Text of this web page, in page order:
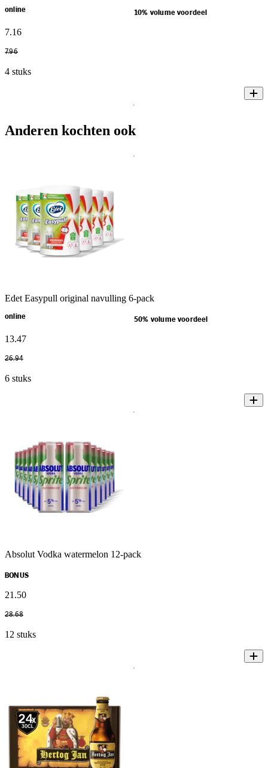
online 10% volume voordeel
7.16
7.96
4 stuks
Anderen kochten ook
Edet Easypull original navulling 6-pack
online 50% volume voordeel
13.47
26.94
6 stuks
Absolut Vodka watermelon 12-pack
BONUS
21 .50
28.68
12 stuks